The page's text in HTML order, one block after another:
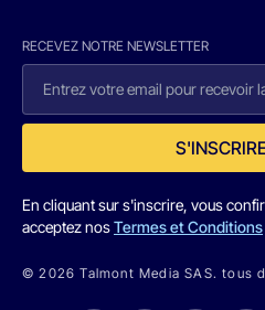
RECEVEZ NOTRE NEWSLETTER
En cliquant sur s'inscrire, vous
acceptez nosTermes et Conditions
© 2026 Talmont Media SAS. tous